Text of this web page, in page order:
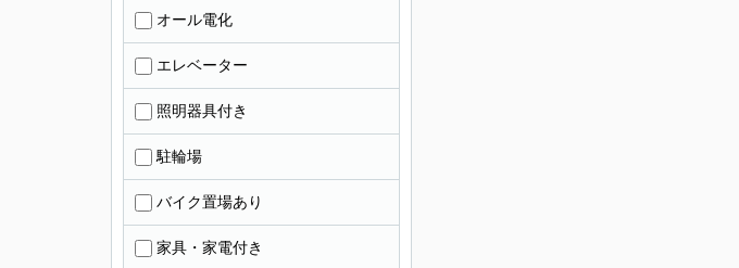
オール電化
エレベーター
照明器具付き
駐輪場
バイク置場あり
家具・家電付き